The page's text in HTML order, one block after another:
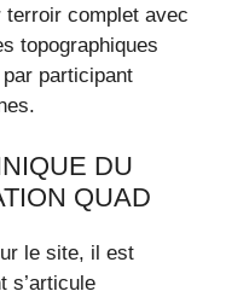
terroir complet avec
topographiques
participant
DU
QUAD
le site, il est
s’articule